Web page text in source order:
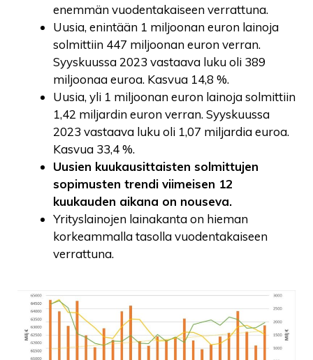
enemmän vuodentakaiseen verrattuna.
Uusia, enintään 1 miljoonan euron lainoja
solmittiin 447 miljoonan euron verran.
Syyskuussa 2023 vastaava luku oli 389
miljoonaa euroa. Kasvua 14,8 %.
Uusia, yli 1 miljoonan euron lainoja solmittiin
1,42 miljardin euron verran. Syyskuussa
2023 vastaava luku oli 1,07 miljardia euroa.
Kasvua 33,4 %.
Uusien kuukausittaisten solmittujen
sopimusten trendi viimeisen 12
kuukauden aikana on nouseva.
Yrityslainojen lainakanta on hieman
korkeammalla tasolla vuodentakaiseen
verrattuna.